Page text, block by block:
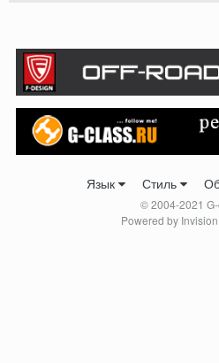
Язык Стиль
© 2004-2021
Powered by